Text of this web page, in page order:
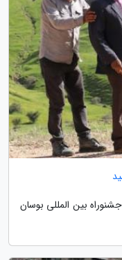
بین المللی بوسان